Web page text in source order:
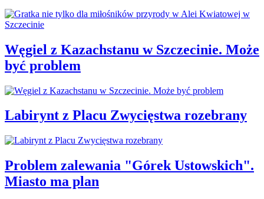
Węgiel z Kazachstanu w Szczecinie. Może
być problem
Labirynt z Placu Zwycięstwa rozebrany
Problem zalewania "Górek Ustowskich".
Miasto ma plan